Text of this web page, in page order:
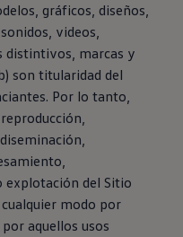
gráficos, diseños,
videos,
distintivos, marcas y
son titularidad del
Por lo tanto,
del Sitio
modo por
aquellos usos